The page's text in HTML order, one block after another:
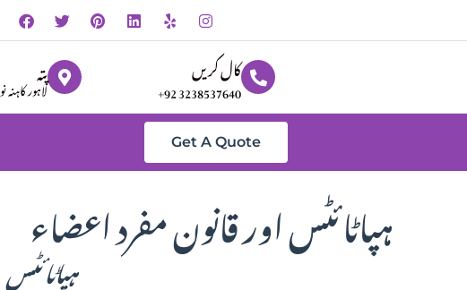
پتہ
لاہور کاہنہ نو
کال کریں
+92 3238537640
Get A Quote
ہپاٹائٹس اور قانون مفرد اعضاء
ہپاٹائٹس